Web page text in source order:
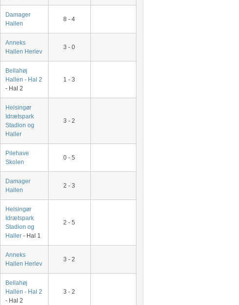
Damager
Hallen
8 - 4
Anneks
Hallen Herlev
3 - 0
Bellahøj
Hallen - Hal 2
- Hal 2
1 - 3
Helsingør
Idrætspark
Stadion og
Haller
3 - 2
Pilehave
Skolen
0 - 5
Damager
Hallen
2 - 3
Helsingør
Idrætspark
Stadion og
Haller- Hal 1
2 - 5
Anneks
Hallen Herlev
3 - 2
Bellahøj
Hallen - Hal 2
- Hal 2
3 - 2